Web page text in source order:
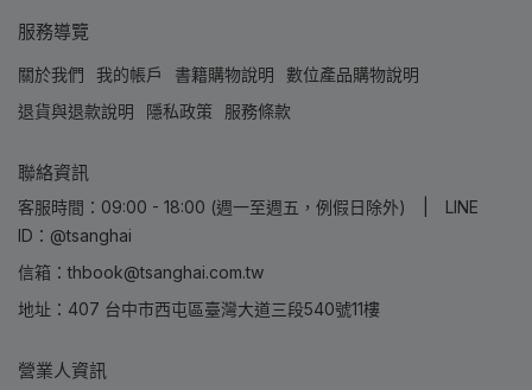
服務導覽
關於我們 我的帳戶 書籍購物說明
數位產品購物說明
退貨與退款說明
隱私政策 服務條款
聯絡資訊
客服時間：09:00 - 18:00 (週一至週五，例假日除外) | LINE
ID：@tsanghai
信箱：thbook@tsanghai.com.tw
地址：407 台中市西屯區臺灣大道三段540號11樓
營業人資訊